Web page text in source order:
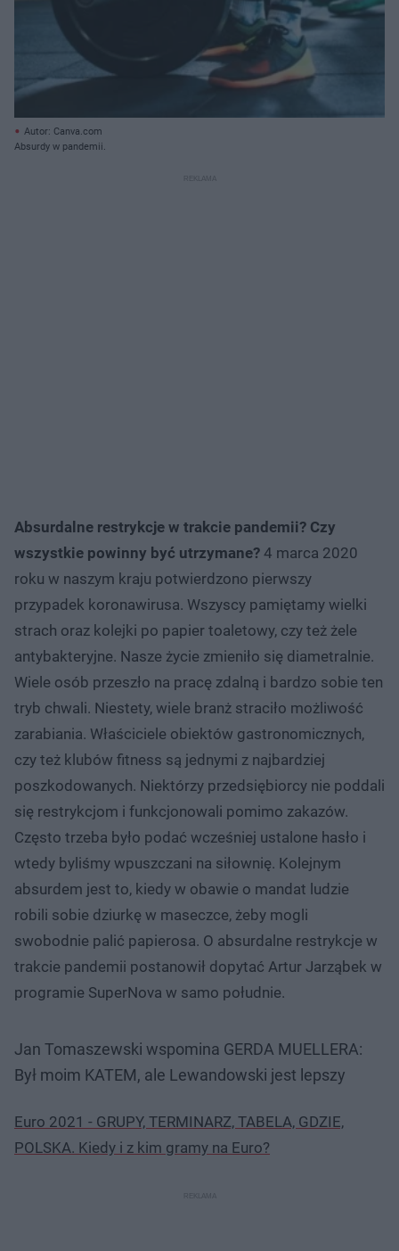
Autor: Canva.com
Absurdy w pandemii.
Absurdalne restrykcje w trakcie pandemii? Czy
wszystkie powinny być utrzymane? 4 marca 2020
roku w naszym kraju potwierdzono pierwszy
przypadek koronawirusa. Wszyscy pamiętamy wielki
strach oraz kolejki po papier toaletowy, czy też żele
antybakteryjne. Nasze życie zmieniło się diametralnie.
Wiele osób przeszło na pracę zdalną i bardzo sobie ten
tryb chwali. Niestety, wiele branż straciło możliwość
zarabiania. Właściciele obiektów gastronomicznych,
czy też klubów fitness są jednymi z najbardziej
poszkodowanych. Niektórzy przedsiębiorcy nie poddali
się restrykcjom i funkcjonowali pomimo zakazów.
Często trzeba było podać wcześniej ustalone hasło i
wtedy byliśmy wpuszczani na siłownię. Kolejnym
absurdem jest to, kiedy w obawie o mandat ludzie
robili sobie dziurkę w maseczce, żeby mogli
swobodnie palić papierosa. O absurdalne restrykcje w
trakcie pandemii postanowił dopytać Artur Jarząbek w
programie SuperNova w samo południe.
Jan Tomaszewski wspomina GERDA MUELLERA:
Był moim KATEM, ale Lewandowski jest lepszy
Euro 2021 - GRUPY, TERMINARZ, TABELA, GDZIE,
POLSKA. Kiedy i z kim gramy na Euro?